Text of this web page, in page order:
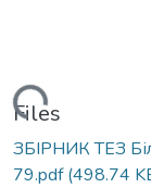
Files
ЗБІРНИК ТЕЗ
79.pdf(498.74